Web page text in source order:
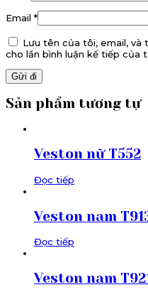
Email *
Lưu tên của tôi, email, và
cho lần bình luận kế tiếp của
Sản phẩm tương tự
Veston nữ T552
Đọc tiếp
Veston nam
Đọc tiếp
Veston nam